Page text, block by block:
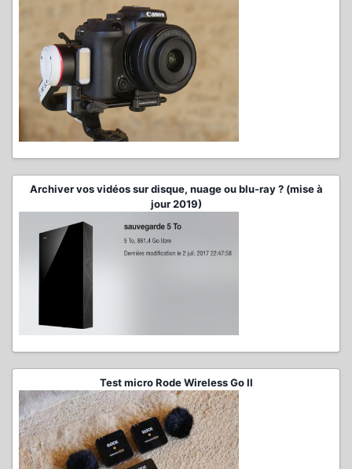
Archiver vos vidéos sur disque, nuage ou blu-ray ? (mise à
jour 2019)
Test micro Rode Wireless Go II